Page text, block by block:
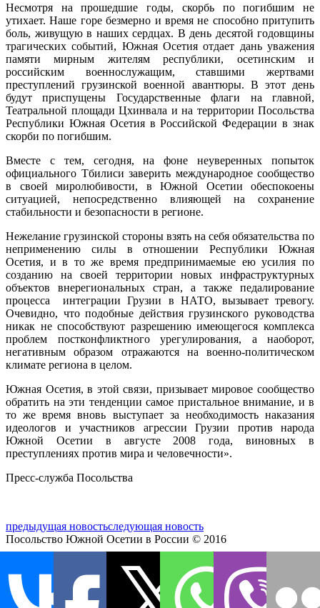
Несмотря на прошедшие годы, скорбь по погибшим не
утихает. Наше горе безмерно и время не способно притупить
боль, живущую в наших сердцах. В день десятой годовщины
трагических событий, Южная Осетия отдает дань уважения
памяти мирным жителям республики, осетинским и
российским военнослужащим, ставшими жертвами
преступлений грузинской военной авантюры. В этот день
будут приспущены Государственные флаги на главной,
Театральной площади Цхинвала и на территории Посольства
Республики Южная Осетия в Российской Федерации в знак
скорби по погибшим.
Вместе с тем, сегодня, на фоне неуверенных попыток
официального Тбилиси заверить международное сообщество
в своей миролюбивости, в Южной Осетии обеспокоены
ситуацией, непосредственно влияющей на сохранение
стабильности и безопасности в регионе.
Нежелание грузинской стороны взять на себя обязательства по
неприменению силы в отношении Республики Южная
Осетия, и в то же время предпринимаемые ею усилия по
созданию на своей территории новых инфраструктурных
объектов внерегиональных стран, а также педалирование
процесса интеграции Грузии в НАТО, вызывает тревогу.
Очевидно, что подобные действия грузинского руководства
никак не способствуют разрешению имеющегося комплекса
проблем постконфликтного урегулирования, а наоборот,
негативным образом отражаются на военно-политическом
климате региона в целом.
Южная Осетия, в этой связи, призывает мировое сообщество
обратить на эти тенденции самое пристальное внимание, и в
то же время вновь выступает за необходимость наказания
идеологов и участников агрессии Грузии против народа
Южной Осетии в августе 2008 года, виновных в
преступлениях против мира и человечности».
Пресс-служба Посольства
предыдущая новостьследующая новость
Посольство Южной Осетии в России © 2016